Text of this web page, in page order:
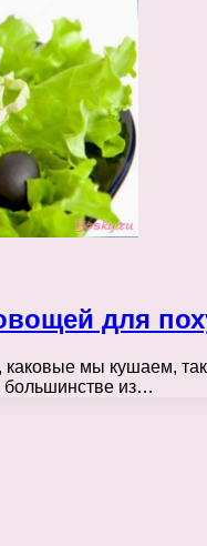
для
каковые мы кушаем,
большинстве из…